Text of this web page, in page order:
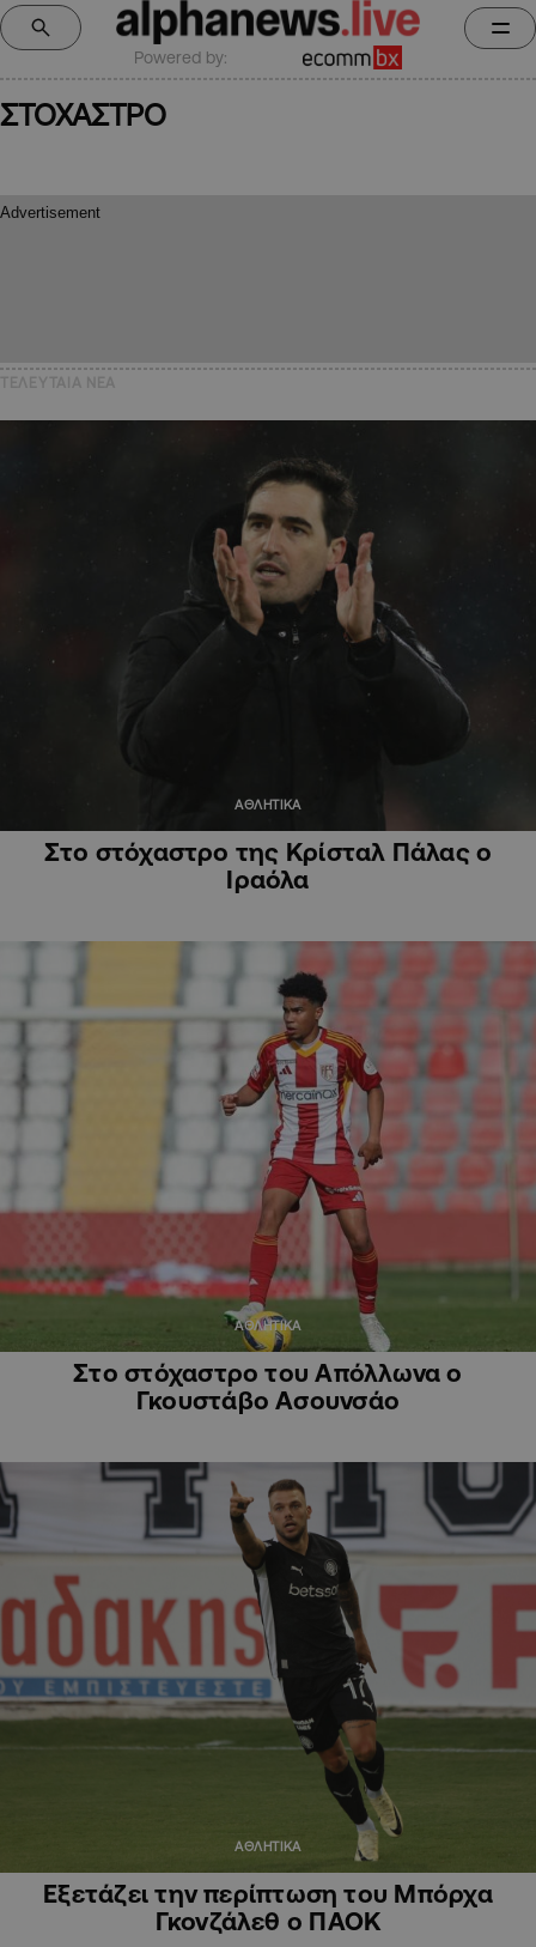
Powered by:
ΣΤΟΧΑΣΤΡΟ
ΑΘΛΗΤΙΚΑ
Στο στόχαστρο της Κρίσταλ Πάλας ο
Ιραόλα
ΑΘΛΗΤΙΚΑ
Στο στόχαστρο του Απόλλωνα ο
Γκουστάβο Ασουνσάο
ΑΘΛΗΤΙΚΑ
Εξετάζει την περίπτωση του Μπόρχα
Γκονζάλεθ ο ΠΑΟΚ